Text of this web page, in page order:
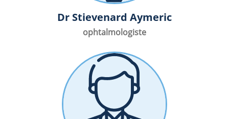
Dr Stievenard Aymeric
ophtalmologiste